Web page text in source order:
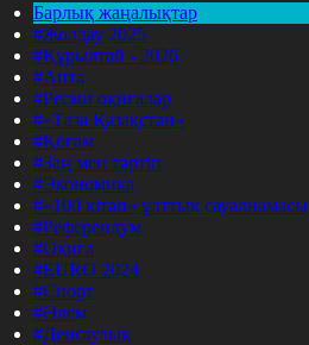
Барлық жаңалықтар
#Жолдау 2025
#Құрылтай - 2026
#Апта
#Ресми оқиғалар
#«Таза Қазақстан»
#Қоғам
#Заң мен тәртіп
#Экономика
#«100 кітап» ұлттық сауалнамасы
#Референдум
#Оқиға
#EURO 2024
#Спорт
#Әлем
#Денсаулық